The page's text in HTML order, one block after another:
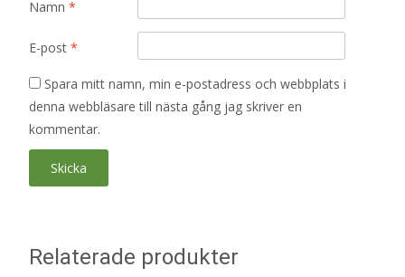
Namn *
E-post *
Spara mitt namn, min e-postadress och webbplats i
denna webbläsare till nästa gång jag skriver en
kommentar.
Relaterade produkter